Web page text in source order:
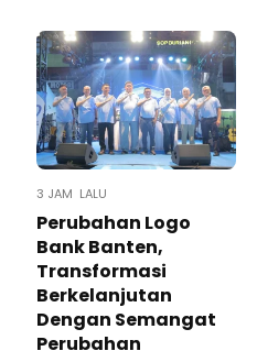
3 JAM LALU
Perubahan Logo
Bank Banten,
Transformasi
Berkelanjutan
Dengan Semangat
Perubahan